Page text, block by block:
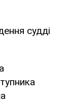
судді